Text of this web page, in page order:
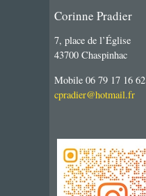
Corinne Pradier
7, place de l’Église
43700 Chaspinhac
Mobile 06 79 17 16 62
cpradier@hotmail.fr